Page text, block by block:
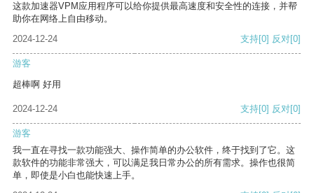
这款加速器VPM应用程序可以给你提供最高速度和安全性的连接，并帮
助你在网络上自由移动。
2024-12-24
支持[0] 反对[0]
游客
超棒啊 好用
2024-12-24 支持[0] 反对[0]
游客
我一直在寻找一款功能强大、操作简单的办公软件，终于找到了它。这
款软件的功能非常强大，可以满足我日常办公的所有需求。操作也很简
单，即使是小白也能快速上手。